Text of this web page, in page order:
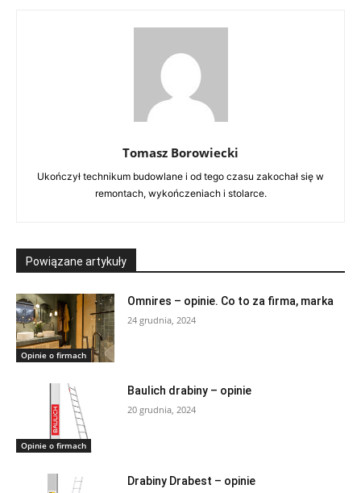
Tomasz Borowiecki
Ukończył technikum budowlane i od tego czasu zakochał się w
remontach, wykończeniach i stolarce.
Powiązane artykuły
Opinie o firmach
Omnires – opinie. Co to za firma, marka
24 grudnia, 2024
Opinie o firmach
Baulich drabiny – opinie
20 grudnia, 2024
Drabiny Drabest – opinie